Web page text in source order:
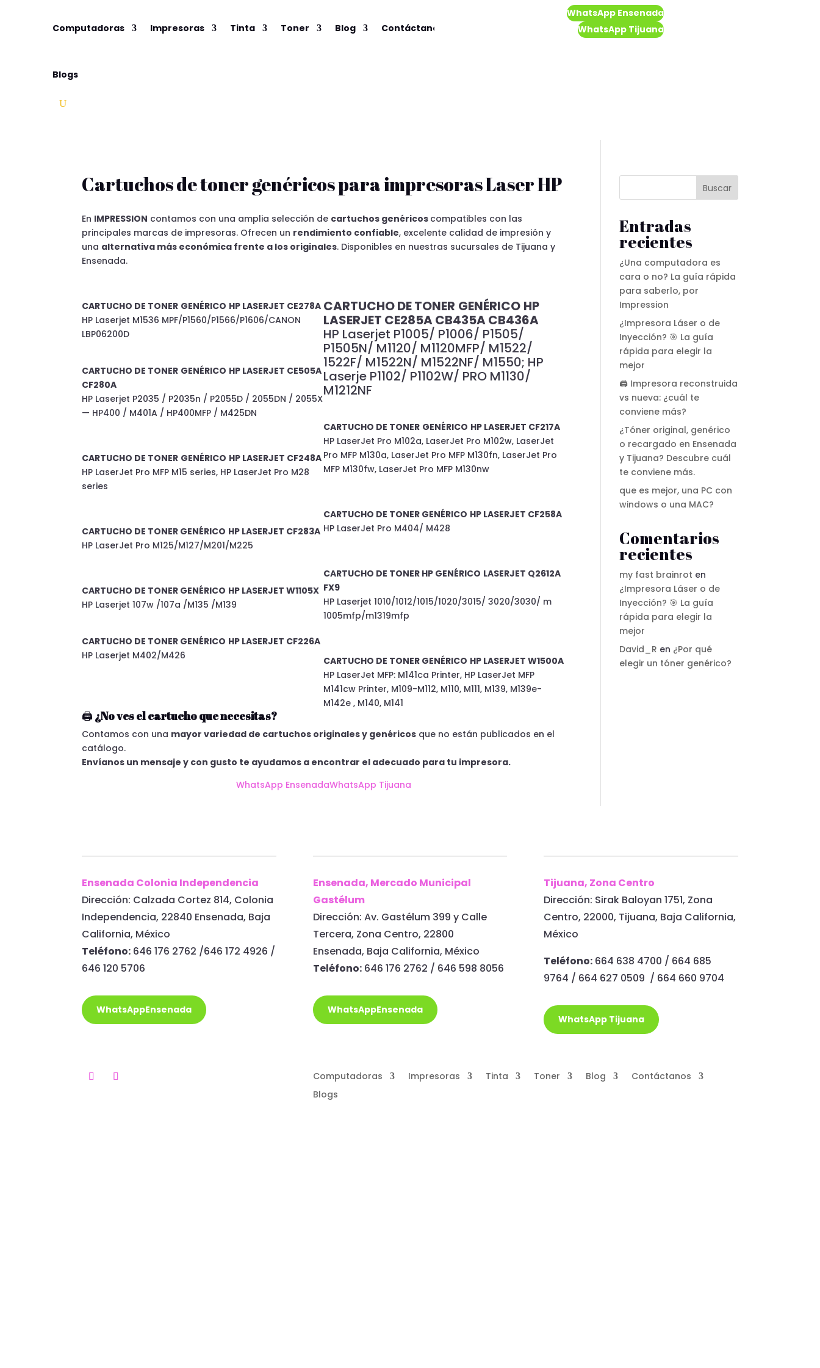
Computadoras Impresoras Tinta Toner Blog Contáctanos
Blogs
WhatsApp Ensenada
WhatsApp Tijuana
Cartuchos de toner genéricos para impresoras Laser HP
En IMPRESSION contamos con una amplia selección de cartuchos genéricos compatibles con las
principales marcas de impresoras. Ofrecen un rendimiento confiable, excelente calidad de impresión y
una alternativa más económica frente a los originales. Disponibles en nuestras sucursales de Tijuana y
Ensenada.
CARTUCHO DE TONER GENÉRICO HP LASERJET CE278A
HP Laserjet M1536 MPF/P1560/P1566/P1606/CANON
LBP06200D
CARTUCHO DE TONER GENÉRICO HP LASERJET CE505A
CF280A
HP Laserjet P2035 / P2035n / P2055D / 2055DN / 2055X
— HP400 / M401A / HP400MFP / M425DN
CARTUCHO DE TONER GENÉRICO HP LASERJET CF248A
HP LaserJet Pro MFP M15 series, HP LaserJet Pro M28
series
CARTUCHO DE TONER GENÉRICO HP LASERJET CF283A
HP LaserJet Pro M125/M127/M201/M225
CARTUCHO DE TONER GENÉRICO HP LASERJETW1105X
HP Laserjet 107w /107a /M135 /M139
CARTUCHO DE TONER GENÉRICO HP LASERJET CF226A
HP Laserjet M402/M426
CARTUCHO DE TONER GENÉRICO HP
LASERJET CE285A CB435A CB436A
HP Laserjet P1005/ P1006/ P1505/
P1505N/ M1120/ M1120MFP/ M1522/
1522F/ M1522N/ M1522NF/ M1550; HP
Laserje P1102/ P1102W/ PRO M1130/
M1212NF
CARTUCHO DE TONER GENÉRICO HP LASERJET CF217A
HP LaserJet Pro M102a, LaserJet Pro M102w, LaserJet
Pro MFP M130a, LaserJet Pro MFP M130fn, LaserJet Pro
MFP M130fw, LaserJet Pro MFP M130nw
CARTUCHO DE TONER GENÉRICO HP LASERJET CF258A
HP LaserJet Pro M404/ M428
CARTUCHO DE TONER HP GENÉRICO LASERJET Q2612A
FX9
HP Laserjet 1010/1012/1015/1020/3015/ 3020/3030/ m
1005mfp/m1319mfp
CARTUCHO DE TONER GENÉRICO HP LASERJETW1500A
HP LaserJet MFP: M141ca Printer, HP LaserJet MFP
M141cw Printer, M109-M112, M110, M111, M139, M139e-
M142e , M140, M141
🖨️ ¿No ves el cartucho que necesitas?
Contamos con una mayor variedad de cartuchos originales y genéricos que no están publicados en el
catálogo.
Envíanos un mensaje y con gusto te ayudamos a encontrar el adecuado para tu impresora.
WhatsApp EnsenadaWhatsApp Tijuana
Buscar
Entradas
recientes
¿Una computadora es
cara o no? La guía rápida
para saberlo, por
Impression
¿Impresora Láser o de
Inyección? 🎯 La guía
rápida para elegir la
mejor
🖨️ Impresora reconstruida
vs nueva: ¿cuál te
conviene más?
¿Tóner original, genérico
o recargado en Ensenada
y Tijuana? Descubre cuál
te conviene más.
que es mejor, una PC con
windows o una MAC?
Comentarios
recientes
my fast brainrot en
¿Impresora Láser o de
Inyección? 🎯 La guía
rápida para elegir la
mejor
David_R en ¿Por qué
elegir un tóner genérico?
Ensenada Colonia Independencia
Dirección: Calzada Cortez 814, Colonia
Independencia, 22840 Ensenada, Baja
California, México
Teléfono: 646 176 2762 /646 172 4926 /
646 120 5706
WhatsAppEnsenada
Ensenada, Mercado Municipal
Gastélum
Dirección: Av. Gastélum 399 y Calle
Tercera, Zona Centro, 22800
Ensenada, Baja California, México
Teléfono:646 176 2762 / 646 598 8056
WhatsAppEnsenada
Tijuana, Zona Centro
Dirección: Sirak Baloyan 1751, Zona
Centro, 22000, Tijuana, Baja California,
México
Teléfono: 664 638 4700 / 664 685
9764 / 664 627 0509 / 664 660 9704
WhatsApp Tijuana
Computadoras Impresoras Tinta Toner Blog
Contáctanos
Blogs